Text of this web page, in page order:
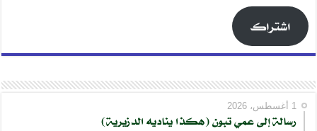
اشتراك
1 أغسطس، 2026
رسالة إلى عمي تبون (هكذا يناديه الدزيرية)